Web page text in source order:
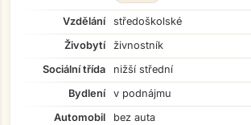
Vzdělání
středoškolské
Živobytí
živnostník
Sociální třída
nižší střední
Bydlení
v podnájmu
Automobil
bez auta